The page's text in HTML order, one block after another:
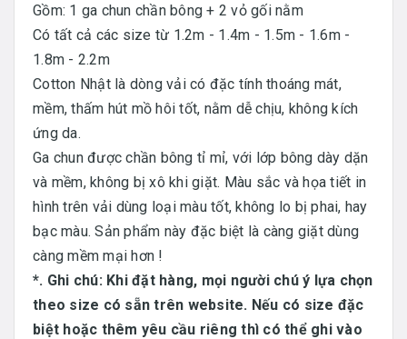
Gồm: 1 ga chun chần bông + 2 vỏ gối nằm
Có tất cả các size từ 1.2m - 1.4m - 1.5m - 1.6m -
1.8m - 2.2m
Cotton Nhật là dòng vải có đặc tính thoáng mát,
mềm, thấm hút mồ hôi tốt, nằm dễ chịu, không kích
ứng da.
Ga chun được chần bông tỉ mỉ, với lớp bông dày dặn
và mềm, không bị xô khi giặt. Màu sắc và họa tiết in
hình trên vải dùng loại màu tốt, không lo bị phai, hay
bạc màu. Sản phẩm này đặc biệt là càng giặt dùng
càng mềm mại hơn !
*. Ghi chú: Khi đặt hàng, mọi người chú ý lựa chọn
theo size có sẵn trên website. Nếu có size đặc
biệt hoặc thêm yêu cầu riêng thì có thể ghi vào